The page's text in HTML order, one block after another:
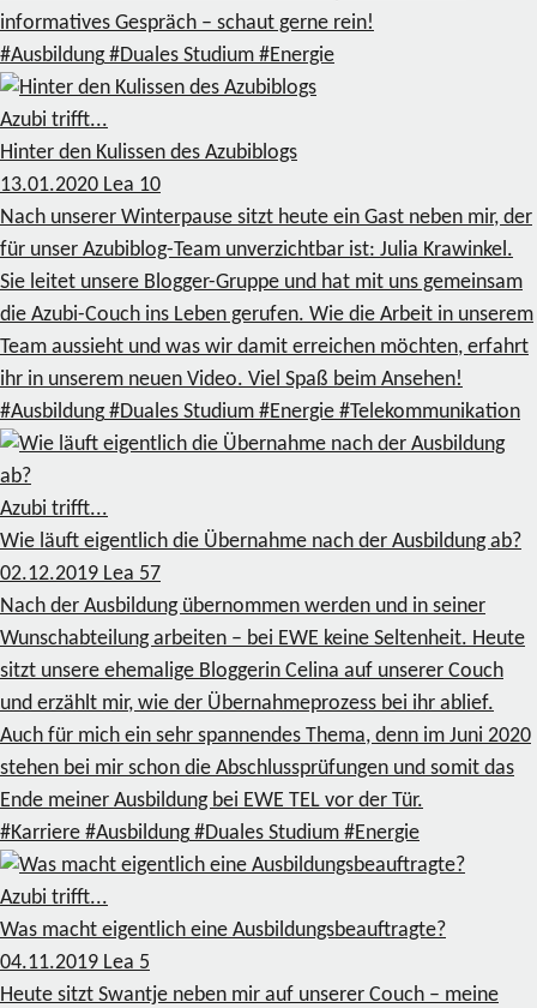
informatives Gespräch – schaut gerne rein!
#Ausbildung #Duales Studium #Energie
Azubi trifft...
Hinter den Kulissen des Azubiblogs
13.01.2020 Lea 10
Nach unserer Winterpause sitzt heute ein Gast neben mir, der
für unser Azubiblog-Team unverzichtbar ist: Julia Krawinkel.
Sie leitet unsere Blogger-Gruppe und hat mit uns gemeinsam
die Azubi-Couch ins Leben gerufen. Wie die Arbeit in unserem
Team aussieht und was wir damit erreichen möchten, erfahrt
ihr in unserem neuen Video. Viel Spaß beim Ansehen!
#Ausbildung #Duales Studium #Energie #Telekommunikation
Azubi trifft...
Wie läuft eigentlich die Übernahme nach der Ausbildung ab?
02.12.2019 Lea 57
Nach der Ausbildung übernommen werden und in seiner
Wunschabteilung arbeiten – bei EWE keine Seltenheit. Heute
sitzt unsere ehemalige Bloggerin Celina auf unserer Couch
und erzählt mir, wie der Übernahmeprozess bei ihr ablief.
Auch für mich ein sehr spannendes Thema, denn im Juni 2020
stehen bei mir schon die Abschlussprüfungen und somit das
Ende meiner Ausbildung bei EWE TEL vor der Tür.
#Karriere #Ausbildung #Duales Studium #Energie
Azubi trifft...
Was macht eigentlich eine Ausbildungsbeauftragte?
04.11.2019 Lea 5
Heute sitzt Swantje neben mir auf unserer Couch – meine